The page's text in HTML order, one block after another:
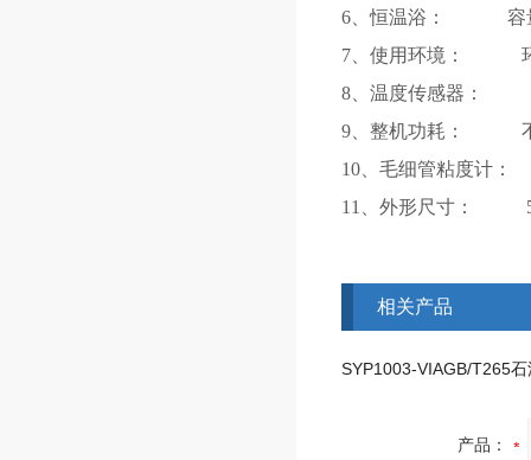
6、恒温浴： 容量
7、使用环境： 环
8、温度传感器： 工
9、整机功耗： 不
10、毛细管粘度计
11、外形尺寸：
相关产品
产品：